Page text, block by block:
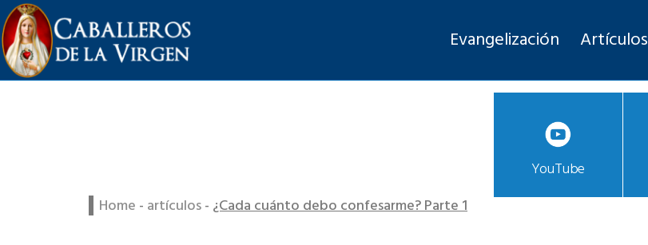
Evangelización Artículos
YouTube
Home - artículos - ¿Cada cuánto debo confesarme? Parte 1